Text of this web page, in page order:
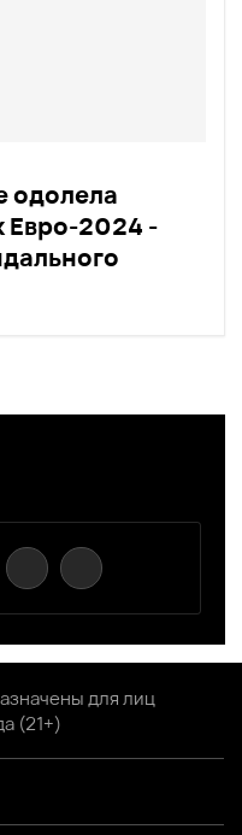
одолела
Евро-2024 -
для лиц
(21+)